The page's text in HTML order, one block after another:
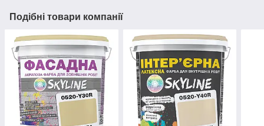
Подібні товари компанії